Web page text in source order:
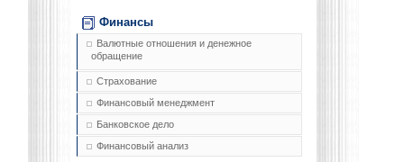
Финансы
Валютные отношения и денежное
обращение
Страхование
Финансовый менеджмент
Банковское дело
Финансовый анализ